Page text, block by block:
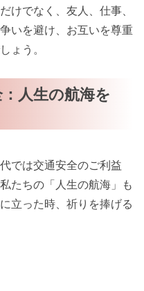
けでなく、友人、仕事、
いを避け、お互いを尊重
ょう。
人生の航海を
では交通安全のご利益
たちの「人生の航海」も
立った時、祈りを捧げる